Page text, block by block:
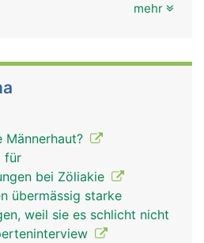
mehr
für
bei Zöliakie
übermässig starke
weil sie es schlicht nicht